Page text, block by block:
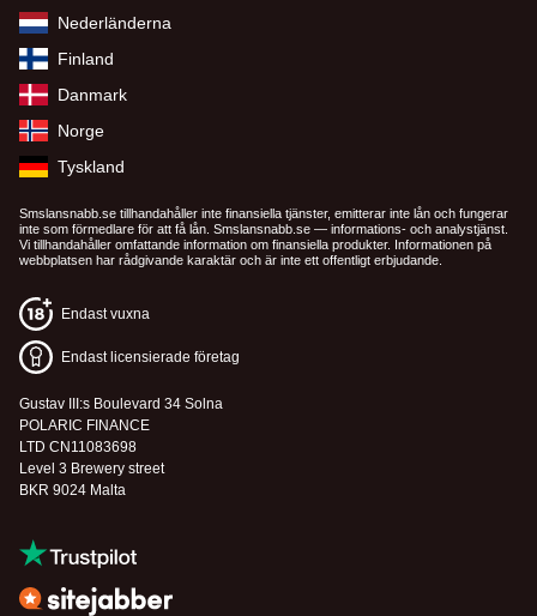
Nederländerna
Finland
Danmark
Norge
Tyskland
Smslansnabb.se tillhandahåller inte finansiella tjänster, emitterar inte lån och fungerar
inte som förmedlare för att få lån. Smslansnabb.se — informations- och analystjänst.
Vi tillhandahåller omfattande information om finansiella produkter. Informationen på
webbplatsen har rådgivande karaktär och är inte ett offentligt erbjudande.
Endast vuxna
Endast licensierade företag
Gustav III:s Boulevard 34 Solna
POLARIC FINANCE
LTD CN11083698
Level 3 Brewery street
BKR 9024 Malta